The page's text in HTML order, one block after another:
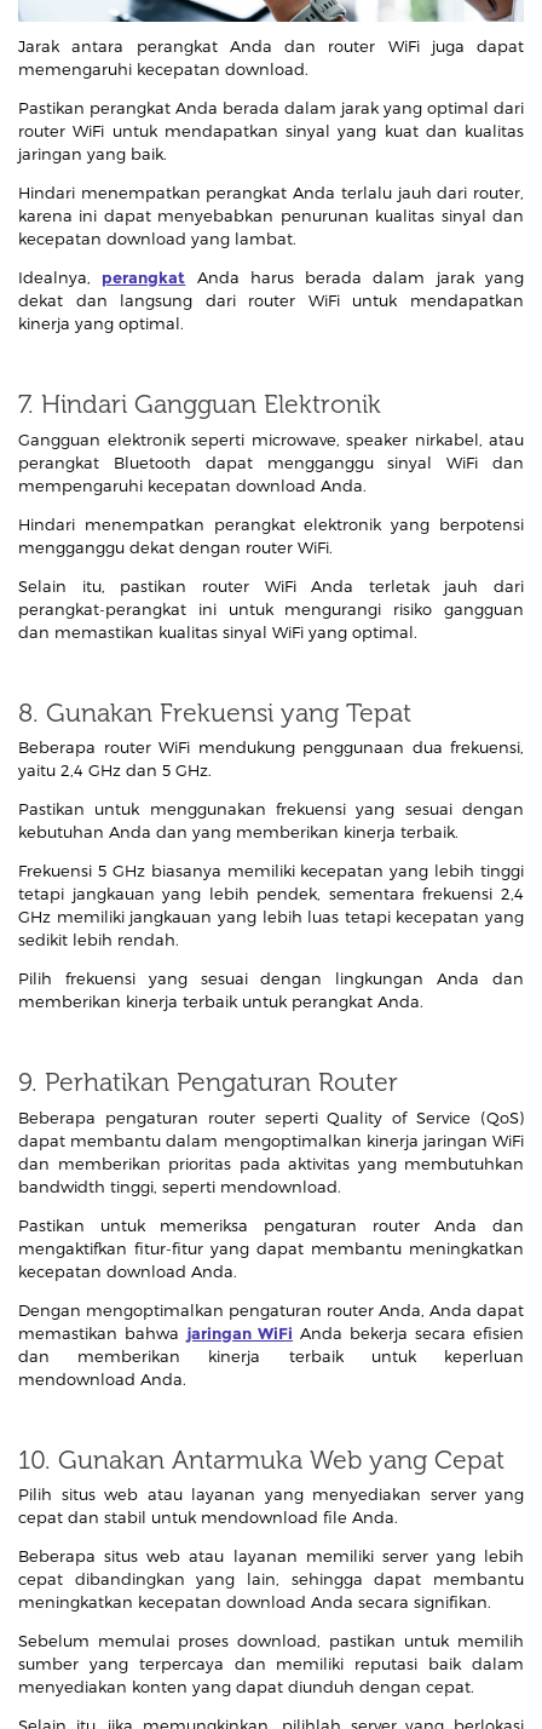
Jarak antara perangkat Anda dan router WiFi juga dapat
memengaruhi kecepatan download.
Pastikan perangkat Anda berada dalam jarak yang optimal dari
router WiFi untuk mendapatkan sinyal yang kuat dan kualitas
jaringan yang baik.
Hindari menempatkan perangkat Anda terlalu jauh dari router,
karena ini dapat menyebabkan penurunan kualitas sinyal dan
kecepatan download yang lambat.
Idealnya, perangkat Anda harus berada dalam jarak yang
dekat dan langsung dari router WiFi untuk mendapatkan
kinerja yang optimal.
7. Hindari Gangguan Elektronik
Gangguan elektronik seperti microwave, speaker nirkabel, atau
perangkat Bluetooth dapat mengganggu sinyal WiFi dan
mempengaruhi kecepatan download Anda.
Hindari menempatkan perangkat elektronik yang berpotensi
mengganggu dekat dengan router WiFi.
Selain itu, pastikan router WiFi Anda terletak jauh dari
perangkat-perangkat ini untuk mengurangi risiko gangguan
dan memastikan kualitas sinyal WiFi yang optimal.
8. Gunakan Frekuensi yang Tepat
Beberapa router WiFi mendukung penggunaan dua frekuensi,
yaitu 2,4 GHz dan 5 GHz.
Pastikan untuk menggunakan frekuensi yang sesuai dengan
kebutuhan Anda dan yang memberikan kinerja terbaik.
Frekuensi 5 GHz biasanya memiliki kecepatan yang lebih tinggi
tetapi jangkauan yang lebih pendek, sementara frekuensi 2,4
GHz memiliki jangkauan yang lebih luas tetapi kecepatan yang
sedikit lebih rendah.
Pilih frekuensi yang sesuai dengan lingkungan Anda dan
memberikan kinerja terbaik untuk perangkat Anda.
9. Perhatikan Pengaturan Router
Beberapa pengaturan router seperti Quality of Service (QoS)
dapat membantu dalam mengoptimalkan kinerja jaringan WiFi
dan memberikan prioritas pada aktivitas yang membutuhkan
bandwidth tinggi, seperti mendownload.
Pastikan untuk memeriksa pengaturan router Anda dan
mengaktifkan fitur-fitur yang dapat membantu meningkatkan
kecepatan download Anda.
Dengan mengoptimalkan pengaturan router Anda, Anda dapat
memastikan bahwa jaringan WiFi Anda bekerja secara efisien
dan memberikan kinerja terbaik untuk keperluan
mendownload Anda.
10. Gunakan Antarmuka Web yang Cepat
Pilih situs web atau layanan yang menyediakan server yang
cepat dan stabil untuk mendownload file Anda.
Beberapa situs web atau layanan memiliki server yang lebih
cepat dibandingkan yang lain, sehingga dapat membantu
meningkatkan kecepatan download Anda secara signifikan.
Sebelum memulai proses download, pastikan untuk memilih
sumber yang terpercaya dan memiliki reputasi baik dalam
menyediakan konten yang dapat diunduh dengan cepat.